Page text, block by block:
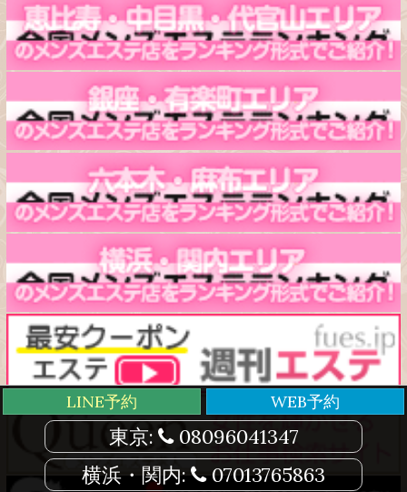
LINE予約 WEB予約
東京:
08096041347
横浜・関内:
07013765863